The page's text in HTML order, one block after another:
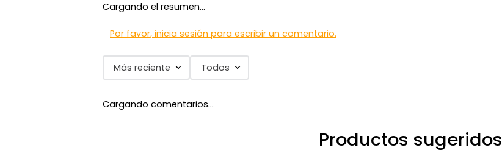
Cargando el resumen…
Por favor, inicia sesión para escribir un comentario.
Más reciente Todos
Cargando comentarios…
Productos sugeridos